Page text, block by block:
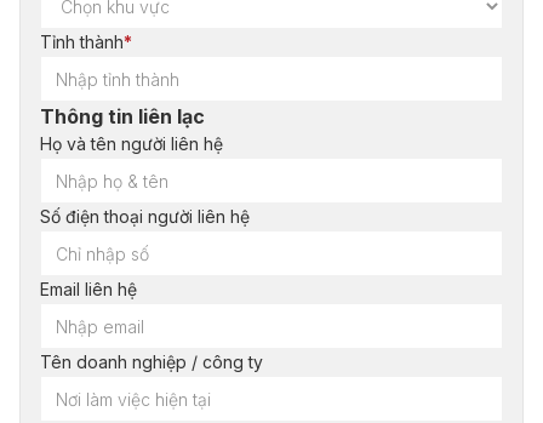
Tỉnh thành*
Thông tin liên lạc
Họ và tên người liên hệ
Số điện thoại người liên hệ
Email liên hệ
Tên doanh nghiệp / công ty